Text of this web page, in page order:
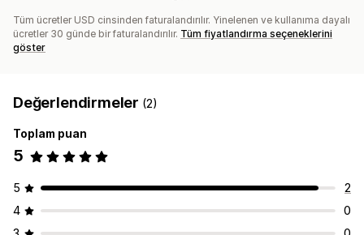
Tüm ücretler USD cinsinden faturalandırılır. Yinelenen ve kullanıma dayalı
ücretler 30 günde bir faturalandırılır. Tüm fiyatlandırma seçeneklerini
göster
Değerlendirmeler (2)
Toplam puan
5
5
2
4
0